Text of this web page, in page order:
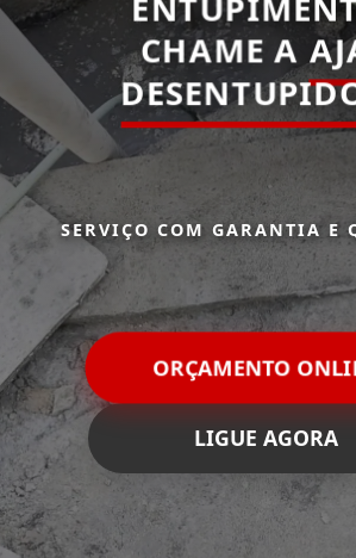
CHAME A
SERVIÇO COM GARANTIA E
ORÇAMENTO
LIGUE AGORA